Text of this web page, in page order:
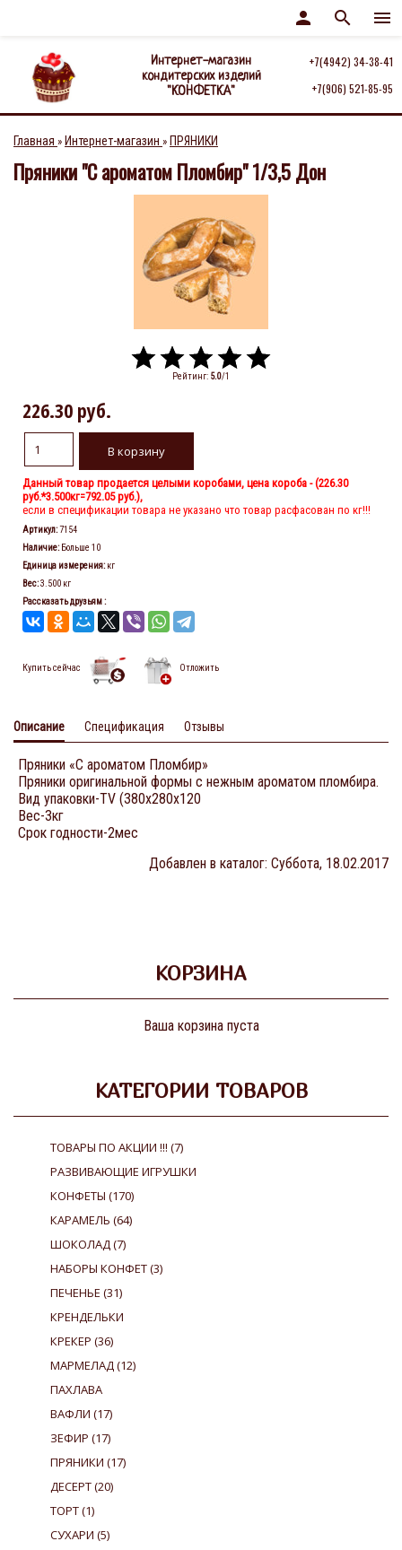
menu
search
person
Интернет-магазин
кондитерских изделий
"КОНФЕТКА"
+7(4942) 34-38-41
+7(906) 521-85-95
Главная » Интернет-магазин » ПРЯНИКИ
Пряники "С ароматом Пломбир" 1/3,5 Дон
Рейтинг: 5.0/1
226.30 руб.
Данный товар продается целыми коробами, цена короба - (226.30
руб.*3.500кг=792.05 руб.),
если в спецификации товара не указано что товар расфасован по кг!!!
Артикул:7154
Наличие: Больше 10
Единица измерения: кг
Вес:3.500 кг
Рассказать друзьям:
Купить сейчас Отложить
Описание Спецификация Отзывы
Пряники «С ароматом Пломбир»
Пряники оригинальной формы с нежным ароматом пломбира.
Вид упаковки-TV (380х280х120
Вес-3кг
Срок годности-2мес
Добавлен в каталог: Суббота, 18.02.2017
КОРЗИНА
Ваша корзина пуста
КАТЕГОРИИ ТОВАРОВ
ТОВАРЫ ПО АКЦИИ !!! (7)
РАЗВИВАЮЩИЕ ИГРУШКИ
КОНФЕТЫ (170)
КАРАМЕЛЬ (64)
ШОКОЛАД(7)
НАБОРЫ КОНФЕТ(3)
ПЕЧЕНЬЕ (31)
КРЕНДЕЛЬКИ
КРЕКЕР (36)
МАРМЕЛАД(12)
ПАХЛАВА
ВАФЛИ (17)
ЗЕФИР (17)
ПРЯНИКИ (17)
ДЕСЕРТ(20)
ТОРТ(1)
СУХАРИ (5)